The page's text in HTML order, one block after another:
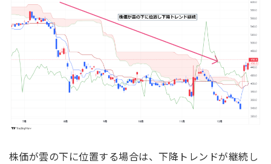
株価が雲の下に位置する場合は、下降トレンドが継続し